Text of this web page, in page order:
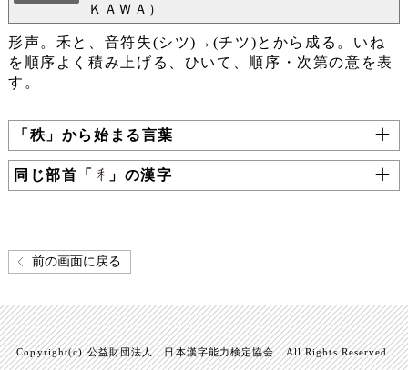
ＫＡＷＡ）
形声。禾と、音符失(シツ)→(チツ)とから成る。いね
を順序よく積み上げる、ひいて、順序・次第の意を表
す。
「秩」から始まる言葉
同じ部首「 」の漢字
前の画面に戻る
Copyright(c) 公益財団法人 日本漢字能力検定協会 All Rights Reserved.